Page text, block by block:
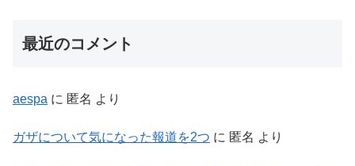
最近のコメント
aespa に 匿名 より
ガザについて気になった報道を2つ に 匿名 より